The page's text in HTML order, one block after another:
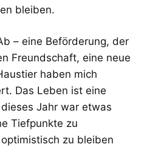
bleiben.
– eine Beförderung, der
Freundschaft, eine neue
haben mich
Das Leben ist eine
Jahr war etwas
Tiefpunkte zu
zu bleiben